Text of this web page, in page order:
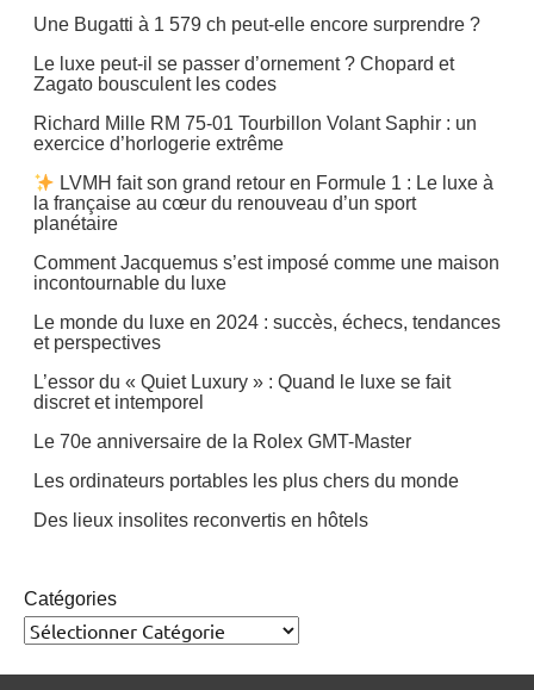
Une Bugatti à 1 579 ch peut-elle encore surprendre ?
Le luxe peut-il se passer d’ornement ? Chopard et
Zagato bousculent les codes
Richard Mille RM 75-01 Tourbillon Volant Saphir : un
exercice d’horlogerie extrême
LVMH fait son grand retour en Formule 1 : Le luxe à
la française au cœur du renouveau d’un sport
planétaire
Comment Jacquemus s’est imposé comme une maison
incontournable du luxe
Le monde du luxe en 2024 : succès, échecs, tendances
et perspectives
L’essor du « Quiet Luxury » : Quand le luxe se fait
discret et intemporel
Le 70e anniversaire de la Rolex GMT-Master
Les ordinateurs portables les plus chers du monde
Des lieux insolites reconvertis en hôtels
Catégories